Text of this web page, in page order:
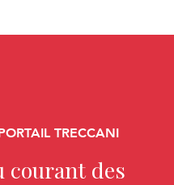
TRECCANI
courant des